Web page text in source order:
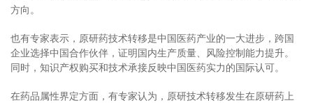
方向。
也有专家表示，原研药技术转移是中国医药产业的一大进步，跨国
企业选择中国合作伙伴，证明国内生产质量、风险控制能力提升。
同时，知识产权购买和技术承接反映中国医药实力的国际认可。
在药品属性界定方面，有专家认为，原研技术转移发生在原研药上